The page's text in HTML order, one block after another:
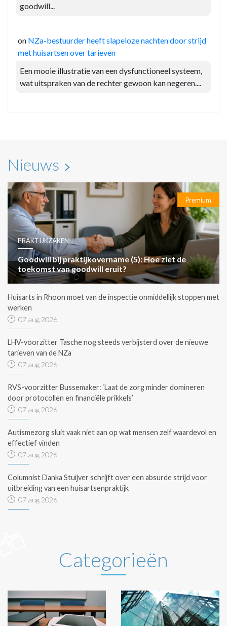
goodwill...
on NZa-bestuurder heeft slapeloze nachten door strijd
met huisartsen over tarieven
Een mooie illustratie van een dysfunctioneel systeem,
wat uitspraken van de rechter gewoon kan negeren....
Nieuws
Premium
PRAKTIJKZAKEN
Goodwill bij praktijkovername (5): Hoe ziet de
toekomst van goodwill eruit?
Huisarts in Rhoon moet van de inspectie onmiddellijk stoppen met
werken
07 aug 2026
LHV-voorzitter Tasche nog steeds verbijsterd over de nieuwe
tarieven van de NZa
07 aug 2026
RVS-voorzitter Bussemaker: ‘Laat de zorg minder domineren
door protocollen en financiële prikkels’
07 aug 2026
Autismezorg sluit vaak niet aan op wat mensen zelf waardevol en
effectief vinden
07 aug 2026
Columnist Danka Stuijver schrijft over een absurde strijd voor
uitbreiding van een huisartsenpraktijk
07 aug 2026
Categorieën